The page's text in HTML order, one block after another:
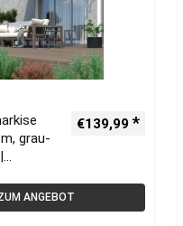
grau-
€139,99
ANGEBOT